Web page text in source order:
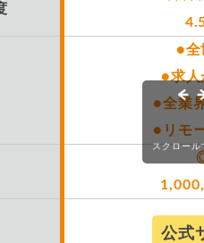
●全
●求人
●全業
●リモ
公式
スクロール